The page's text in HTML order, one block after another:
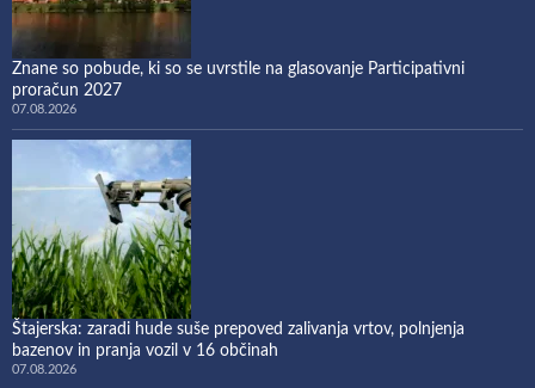
Znane so pobude, ki so se uvrstile na glasovanje Participativni
proračun 2027
07.08.2026
Štajerska: zaradi hude suše prepoved zalivanja vrtov, polnjenja
bazenov in pranja vozil v 16 občinah
07.08.2026